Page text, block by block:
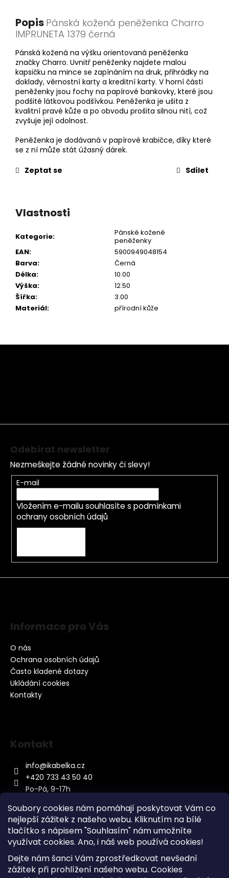
Soubory cookies nám pomáhají poskytovat Vám co
nejlepší zážitek z našeho webu. Kliknutím na bílé
tlačítko s nápisem "Souhlasím" nám umožníte
využívat cookies. Ano, i náš web používá cookies!
Dejte nám šanci Vám zprostředkovat nevšední
zážitek při prohlížení našeho webu. Cookies
Popis Pánská kožená peněženka Charro
IMPRUNETA 1379 černá
Pánská kožená na výšku orientovaná peněženka
značky Charro. Uvnitř peněženky najdete malou
kapsičku na mince se zapínáním na druk, přihrádky na
doklady, věrnostní karty a kreditní karty. V horní části
peněženky jsou fochy na papírové bankovky, které jsou
podšité látkovou podšívkou. Peněženka je ušita z
kvalitní pravé kůže a po obvodu prošita silnou nití, což
zvyšuje její odolnost.
Peněženka je dodávaná v papírové krabičce, díky které
se z ní může stát úžasný dárek.
Zeptat se
Sdílet
Vlastnosti
Kategorie:
Pánské kožené
peněženky
EAN:
5900949048154
Barva:
Černá
Délka:
10.00
Výška:
12.50
Šířka:
3.00
Materiál: přírodní kůže
Z
Odebírat newsletter
Nezmeškejte žádné novinky či slevy!
E-mail
Vložením e-mailu souhlasíte s podmínkami
ochrany osobních údajů
Informace pro Vás
O nás
Ochrana osobních údajů
Často kladené dotazy
Ukládání cookies
Kontakty
Kontakt
info@ikabelka.cz
+420 733 43 50 40
Po-Pá, 9-17h
Kontakt
Sitemap